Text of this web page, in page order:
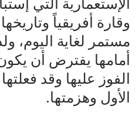
الإستعمارية التي
وقارة أفريقياً
مستمر لغاية اليوم،
أمامها يفترض أن
الفوز عليها وقد
الأول وهزمتها.